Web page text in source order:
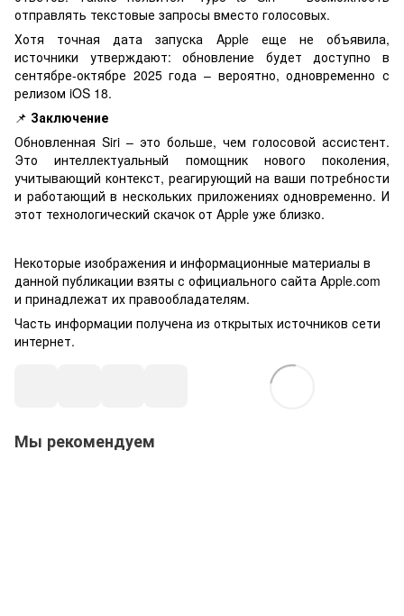
отправлять текстовые запросы вместо голосовых.
Хотя точная дата запуска Apple еще не объявила,
источники утверждают: обновление будет доступно в
сентябре-октябре 2025 года – вероятно, одновременно с
релизом iOS 18.
📌 Заключение
Обновленная Siri – это больше, чем голосовой ассистент.
Это интеллектуальный помощник нового поколения,
учитывающий контекст, реагирующий на ваши потребности
и работающий в нескольких приложениях одновременно. И
этот технологический скачок от Apple уже близко.
Некоторые изображения и информационные материалы в
данной публикации взяты с официального сайта Apple.com
и принадлежат их правообладателям.
Часть информации получена из открытых источников сети
интернет.
Мы рекомендуем